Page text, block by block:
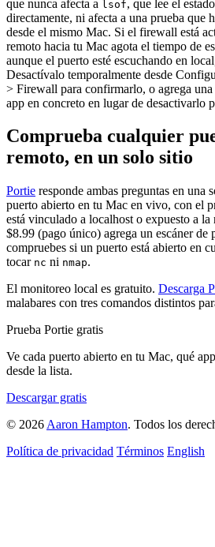
que nunca afecta a lsof, que lee el
directamente, ni afecta a una prueba que
desde el mismo Mac. Si el firewall está
remoto hacia tu Mac agota el tiempo de
aunque el puerto esté escuchando en
Desactívalo temporalmente desde
> Firewall para confirmarlo, o agrega una
app en concreto en lugar de desactivarlo
Comprueba cualquier
remoto, en un solo sitio
Portie responde ambas preguntas en una
puerto abierto en tu Mac en vivo, con el
está vinculado a localhost o expuesto a
$8.99 (pago único) agrega un escáner de
compruebes si un puerto está abierto en
tocar nc ni nmap.
El monitoreo local es gratuito. Descarga
malabares con tres comandos distintos
Prueba Portie gratis
Ve cada puerto abierto en tu Mac, qué
desde la lista.
Descargar gratis
© 2026 Aaron Hampton. Todos los
Política de privacidad Términos English